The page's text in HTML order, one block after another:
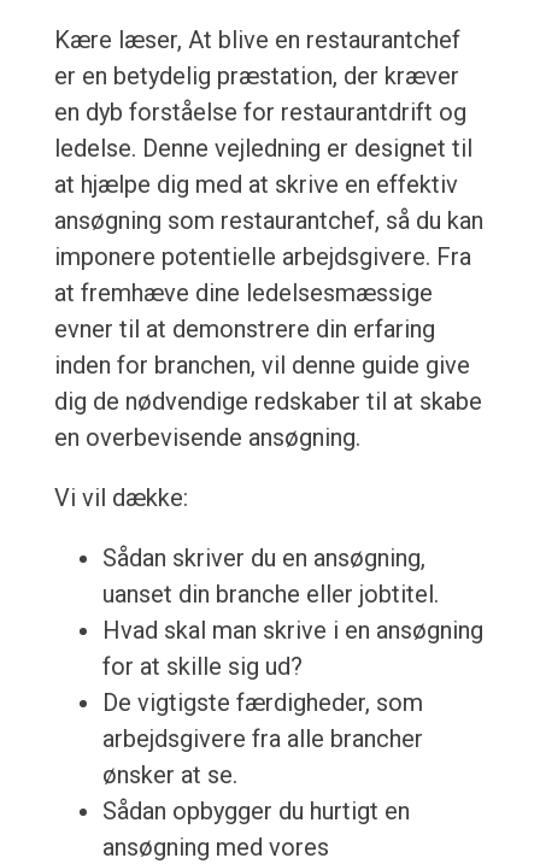
Kære læser, At blive en restaurantchef
er en betydelig præstation, der kræver
en dyb forståelse for restaurantdrift og
ledelse. Denne vejledning er designet til
at hjælpe dig med at skrive en effektiv
ansøgning som restaurantchef, så du kan
imponere potentielle arbejdsgivere. Fra
at fremhæve dine ledelsesmæssige
evner til at demonstrere din erfaring
inden for branchen, vil denne guide give
dig de nødvendige redskaber til at skabe
en overbevisende ansøgning.
Vi vil dække:
Sådan skriver du en ansøgning,
uanset din branche eller jobtitel.
Hvad skal man skrive i en ansøgning
for at skille sig ud?
De vigtigste færdigheder, som
arbejdsgivere fra alle brancher
ønsker at se.
Sådan opbygger du hurtigt en
ansøgning med vores